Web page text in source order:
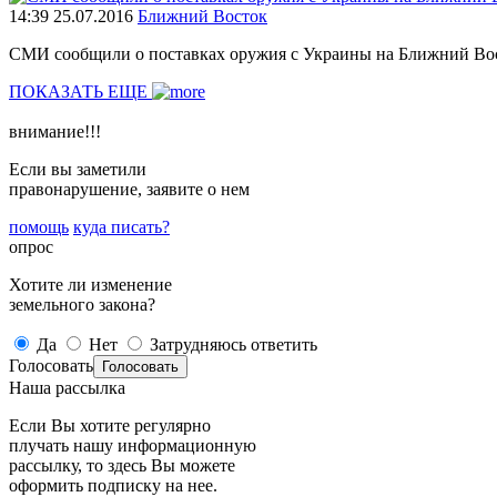
14:39 25.07.2016 Ближний Восток
СМИ сообщили о поставках оружия с Украины на Ближний
ПОКАЗАТЬ ЕЩЕ
внимание!!!
Если вы заметили
правонарушение, заявите о нем
помощь куда писать?
опрос
Хотите ли изменение
земельного закона?
Да Нет
Затрудняюсь ответить
Голосовать
Наша рассылка
Если Вы хотите регулярно
плучать нашу информационную
рассылку, то здесь Вы можете
оформить подписку на нее.